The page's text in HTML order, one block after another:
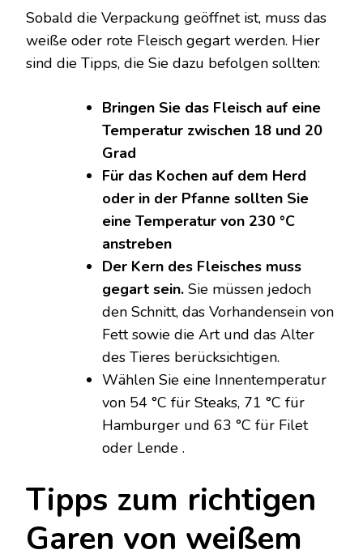
Sobald die Verpackung geöffnet ist, muss das
weiße oder rote Fleisch gegart werden. Hier
sind die Tipps, die Sie dazu befolgen sollten:
Bringen Sie das Fleisch auf eine
Temperatur zwischen 18 und 20
Grad
Für das Kochen auf dem Herd
oder in der Pfanne sollten Sie
eine Temperatur von 230 °C
anstreben
Der Kern des Fleisches muss
gegart sein. Sie müssen jedoch
den Schnitt, das Vorhandensein von
Fett sowie die Art und das Alter
des Tieres berücksichtigen.
Wählen Sie eine Innentemperatur
von 54 °C für Steaks, 71 °C für
Hamburger und 63 °C für Filet
oder Lende .
Tipps zum richtigen
Garen von weißem